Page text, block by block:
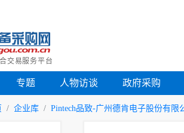
交易服务平台
专题 人物访谈 政府采购
企业库 Pintech品致-广州德肯电子股份有限